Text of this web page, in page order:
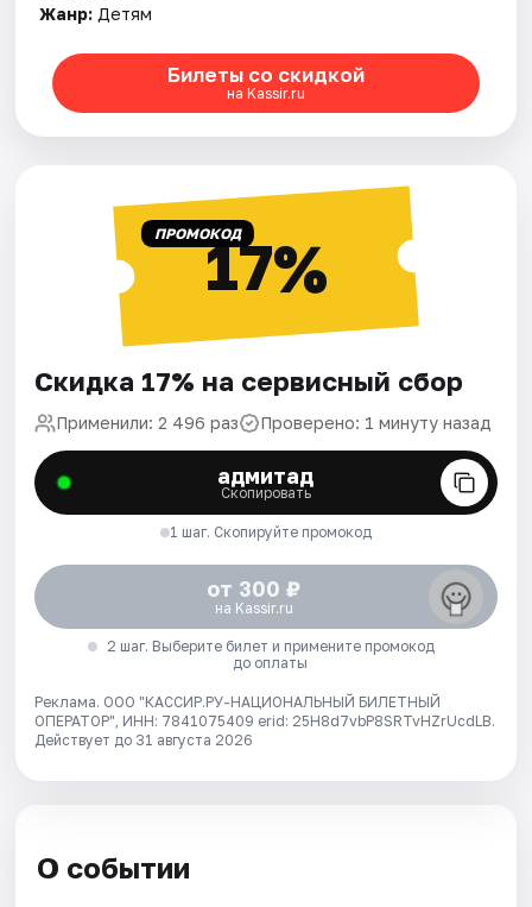
Жанр: Детям
Билеты со скидкой
на Kassir.ru
ПРОМОКОД17%
Скидка 17% на сервисный сбор
Применили: 2 496 раз Проверено: 1 минуту назад
адмитад
Скопировать
1 шаг. Скопируйте промокод
от 300 ₽
на Kassir.ru
2 шаг. Выберите билет и примените промокод
до оплаты
Реклама. ООО "КАССИР.РУ-НАЦИОНАЛЬНЫЙ БИЛЕТНЫЙ
ОПЕРАТОР", ИНН: 7841075409 erid: 25H8d7vbP8SRTvHZrUcdLB.
Действует до 31 августа 2026
О событии